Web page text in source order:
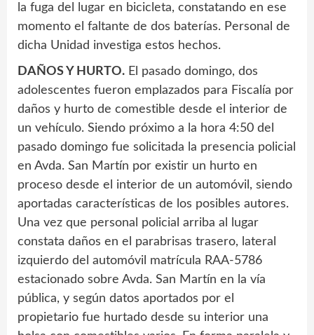
la fuga del lugar en bicicleta, constatando en ese
momento el faltante de dos baterías. Personal de
dicha Unidad investiga estos hechos.
DAÑOS Y HURTO. El pasado domingo, dos
adolescentes fueron emplazados para Fiscalía por
daños y hurto de comestible desde el interior de
un vehículo. Siendo próximo a la hora 4:50 del
pasado domingo fue solicitada la presencia policial
en Avda. San Martín por existir un hurto en
proceso desde el interior de un automóvil, siendo
aportadas características de los posibles autores.
Una vez que personal policial arriba al lugar
constata daños en el parabrisas trasero, lateral
izquierdo del automóvil matrícula RAA-5786
estacionado sobre Avda. San Martín en la vía
pública, y según datos aportados por el
propietario fue hurtado desde su interior una